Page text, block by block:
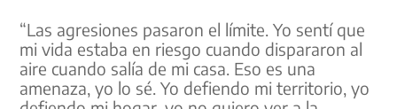
“Las agresiones pasaron el límite. Yo sentí que
mi vida estaba en riesgo cuando dispararon al
aire cuando salía de mi casa. Eso es una
amenaza, yo lo sé. Yo defiendo mi territorio, yo